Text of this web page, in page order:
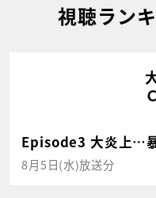
視聴ラン
Episode3 大炎上…
8月5日(水)放送分